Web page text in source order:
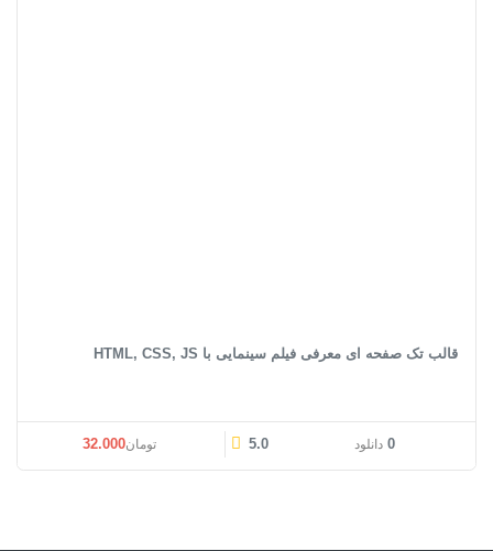
قالب تک صفحه ای معرفی فیلم سینمایی با HTML, CSS, JS
0 دانلود 5.0 تومان32.000